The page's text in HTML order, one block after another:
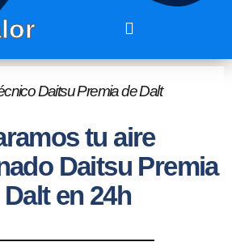
Daitsu Premia de Dalt
tu aire
Daitsu Premia
en 24h